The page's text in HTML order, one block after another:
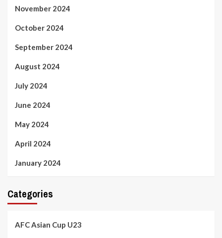
November 2024
October 2024
September 2024
August 2024
July 2024
June 2024
May 2024
April 2024
January 2024
Categories
AFC Asian Cup U23